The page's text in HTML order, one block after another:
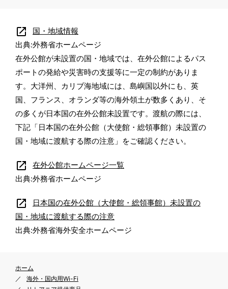
open_in_new
国・地域情報
出典:外務省ホームページ
在外公館が未設置の国・地域では、在外公館によるパス
ポートの発給や災害時の支援等に一定の制約がありま
す。大洋州、カリブ海地域には、島嶼国以外にも、英
国、フランス、オランダ等の海外領土が数多くあり、そ
の多くが日本国の在外公館未設置です。渡航の際には、
下記「日本国の在外公館（大使館・総領事館）未設置の
国・地域に渡航する際の注意」をご確認ください。
open_in_new
在外公館ホームページ一覧
出典:外務省ホームページ
open_in_new
日本国の在外公館（大使館・総領事館）未設置の
国・地域に渡航する際の注意
出典:外務省海外安全ホームページ
ホーム
海外・国内用Wi-Fi